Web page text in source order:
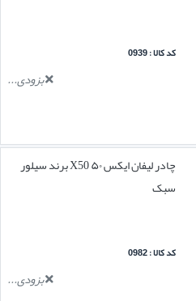
کد کالا : 0939
بزودی...
چادر لیفان ایکس ۵۰ X50 برند سیلور
سبک
کد کالا : 0982
بزودی...